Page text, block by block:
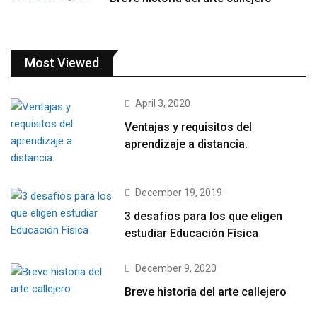
Most Viewed
April 3, 2020
Ventajas y requisitos del
aprendizaje a distancia.
December 19, 2019
3 desafíos para los que eligen
estudiar Educación Física
December 9, 2020
Breve historia del arte callejero